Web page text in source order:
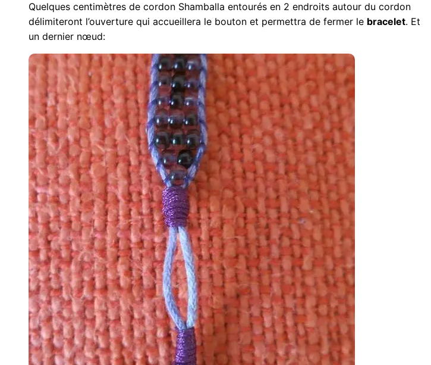
Quelques centimètres de cordon Shamballa entourés en 2 endroits autour du cordon
délimiteront l’ouverture qui accueillera le bouton et permettra de fermer le bracelet. Et
un dernier nœud: